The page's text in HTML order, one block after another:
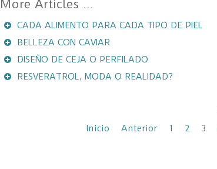
CADA ALIMENTO PARA CADA TIPO DE PIEL
BELLEZA CON CAVIAR
DISEÑO DE CEJA O PERFILADO
RESVERATROL, MODA O REALIDAD?
Inicio
Anterior 1 2 3